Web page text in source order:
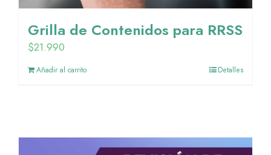
Grilla de Contenidos para RRSS
$21.990
Añadir al carrito Detalles